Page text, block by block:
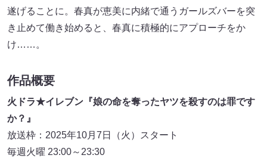
遂げることに。春真が恵美に内緒で通うガールズバーを突
き止めて働き始めると、春真に積極的にアプローチをか
け……。
作品概要
火ドラ★イレブン『娘の命を奪ったヤツを殺すのは罪です
か？』
放送枠：2025年10月7日（火）スタート
毎週火曜 23:00～23:30